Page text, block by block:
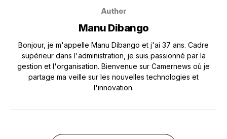
Author
Manu Dibango
Bonjour, je m'appelle Manu Dibango et j'ai 37 ans. Cadre
supérieur dans l'administration, je suis passionné par la
gestion et l'organisation. Bienvenue sur Camernews où je
partage ma veille sur les nouvelles technologies et
l'innovation.